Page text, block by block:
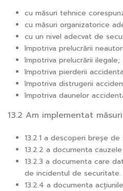
cu măsuri tehnice
cu măsuri organizatorice
cu un nivel adecvat de
împotriva prelucrării
împotriva prelucrării ilegale;
împotriva pierderii
împotriva distrugerii
împotriva daunelor
13.2 Am implementat
13.2.1 a descoperi breșe
13.2.2 a documenta
13.2.3 a documenta care
de incidentul de securitate.
13.2.4 a documenta